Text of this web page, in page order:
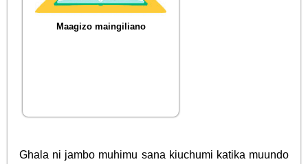
Maagizo maingiliano
Ghala ni jambo muhimu sana kiuchumi katika muundo